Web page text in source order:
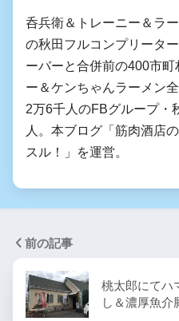
呑兵衛＆トレーニー＆ラ
の秋田フルコンプリータ
ーバーと合併前の400市
ー＆ケンちゃんラーメン
2万6千人のFBグループ・
人。本ブログ「筋肉酒店
スル！」を運営。
前の記事
桃太郎にてハ
し＆濃厚魚